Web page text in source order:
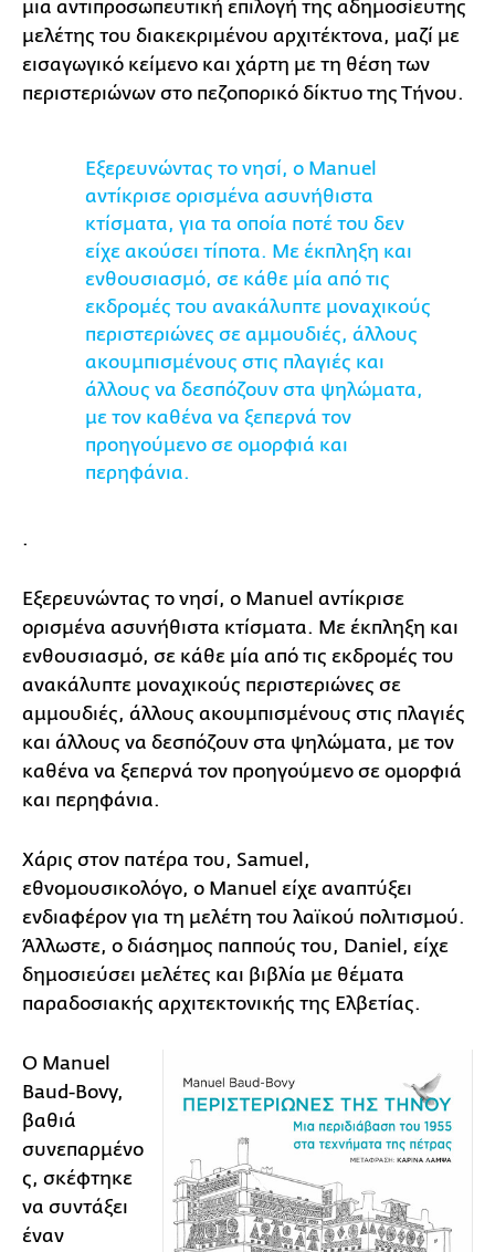
μια αντιπροσωπευτική επιλογή της αδημοσίευτης
μελέτης του διακεκριμένου αρχιτέκτονα, μαζί με
εισαγωγικό κείμενο και χάρτη με τη θέση των
περιστεριώνων στο πεζοπορικό δίκτυο της Τήνου.
Εξερευνώντας το νησί, ο Manuel
αντίκρισε ορισμένα ασυνήθιστα
κτίσματα, για τα οποία ποτέ του δεν
είχε ακούσει τίποτα. Με έκπληξη και
ενθουσιασμό, σε κάθε μία από τις
εκδρομές του ανακάλυπτε μοναχικούς
περιστεριώνες σε αμμουδιές, άλλους
ακουμπισμένους στις πλαγιές και
άλλους να δεσπόζουν στα ψηλώματα,
με τον καθένα να ξεπερνά τον
προηγούμενο σε ομορφιά και
περηφάνια.
.
Εξερευνώντας το νησί, ο Manuel αντίκρισε
ορισμένα ασυνήθιστα κτίσματα. Με έκπληξη και
ενθουσιασμό, σε κάθε μία από τις εκδρομές του
ανακάλυπτε μοναχικούς περιστεριώνες σε
αμμουδιές, άλλους ακουμπισμένους στις πλαγιές
και άλλους να δεσπόζουν στα ψηλώματα, με τον
καθένα να ξεπερνά τον προηγούμενο σε ομορφιά
και περηφάνια.
Χάρις στον πατέρα του, Samuel,
εθνομουσικολόγο, ο Manuel είχε αναπτύξει
ενδιαφέρον για τη μελέτη του λαϊκού πολιτισμού.
Άλλωστε, ο διάσημος παππούς του, Daniel, είχε
δημοσιεύσει μελέτες και βιβλία με θέματα
παραδοσιακής αρχιτεκτονικής της Ελβετίας.
O Manuel
Baud-Bovy,
βαθιά
συνεπαρμένο
ς, σκέφτηκε
να συντάξει
έναν